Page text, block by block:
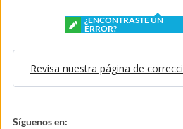
¿ENCONTRASTE UN
ERROR?
Revisa nuestra página de
Síguenos en: